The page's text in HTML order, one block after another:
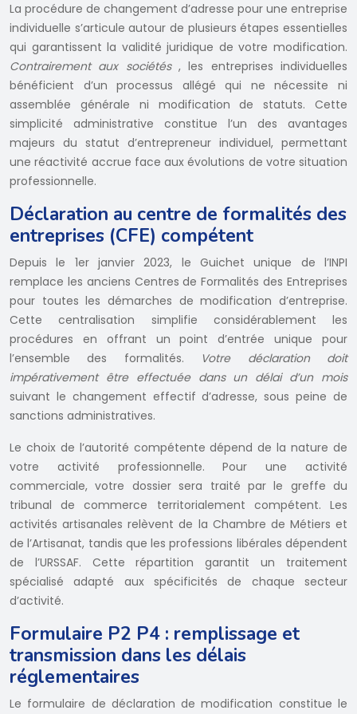
La procédure de changement d’adresse pour une entreprise
individuelle s’articule autour de plusieurs étapes essentielles
qui garantissent la validité juridique de votre modification.
Contrairement aux sociétés , les entreprises individuelles
bénéficient d’un processus allégé qui ne nécessite ni
assemblée générale ni modification de statuts. Cette
simplicité administrative constitue l’un des avantages
majeurs du statut d’entrepreneur individuel, permettant
une réactivité accrue face aux évolutions de votre situation
professionnelle.
Déclaration au centre de formalités des
entreprises (CFE) compétent
Depuis le 1er janvier 2023, le Guichet unique de l’INPI
remplace les anciens Centres de Formalités des Entreprises
pour toutes les démarches de modification d’entreprise.
Cette centralisation simplifie considérablement les
procédures en offrant un point d’entrée unique pour
l’ensemble des formalités.
Votre déclaration doit
impérativement être effectuée dans un délai d’un mois
suivant le changement effectif d’adresse, sous peine de
sanctions administratives.
Le choix de l’autorité compétente dépend de la nature de
votre activité professionnelle. Pour une activité
commerciale, votre dossier sera traité par le greffe du
tribunal de commerce territorialement compétent. Les
activités artisanales relèvent de la Chambre de Métiers et
de l’Artisanat, tandis que les professions libérales dépendent
de l’URSSAF. Cette répartition garantit un traitement
spécialisé adapté aux spécificités de chaque secteur
d’activité.
Formulaire P2 P4 : remplissage et
transmission dans les délais
réglementaires
Le formulaire de déclaration de modification constitue le